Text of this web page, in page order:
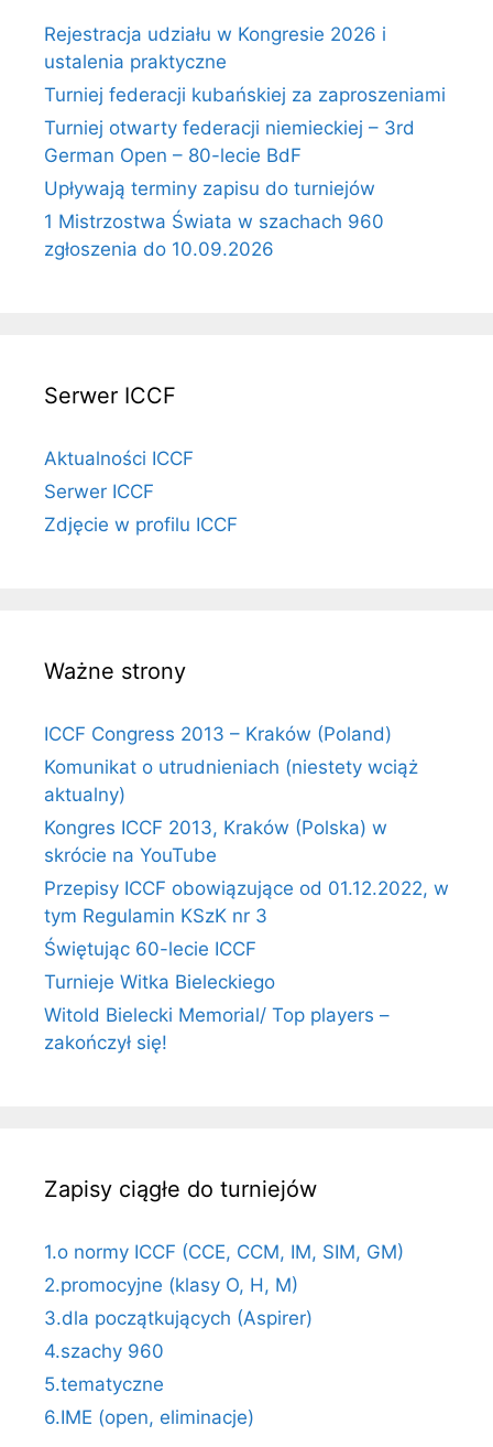
Rejestracja udziału w Kongresie 2026 i
ustalenia praktyczne
Turniej federacji kubańskiej za zaproszeniami
Turniej otwarty federacji niemieckiej – 3rd
German Open – 80-lecie BdF
Upływają terminy zapisu do turniejów
1 Mistrzostwa Świata w szachach 960
zgłoszenia do 10.09.2026
Serwer ICCF
Aktualności ICCF
Serwer ICCF
Zdjęcie w profilu ICCF
Ważne strony
ICCF Congress 2013 – Kraków (Poland)
Komunikat o utrudnieniach (niestety wciąż
aktualny)
Kongres ICCF 2013, Kraków (Polska) w
skrócie na YouTube
Przepisy ICCF obowiązujące od 01.12.2022, w
tym Regulamin KSzK nr 3
Świętując 60-lecie ICCF
Turnieje Witka Bieleckiego
Witold Bielecki Memorial/ Top players –
zakończył się!
Zapisy ciągłe do turniejów
1.o normy ICCF (CCE, CCM, IM, SIM, GM)
2.promocyjne (klasy O, H, M)
3.dla początkujących (Aspirer)
4.szachy 960
5.tematyczne
6.IME (open, eliminacje)